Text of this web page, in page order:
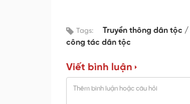
Tags: Truyền thông dân tộc
công tác dân tộc
Viết bình luận